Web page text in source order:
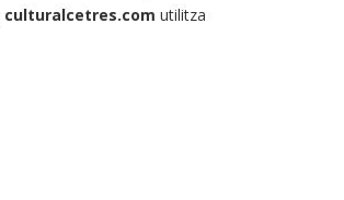
culturalcetres.com utilitza